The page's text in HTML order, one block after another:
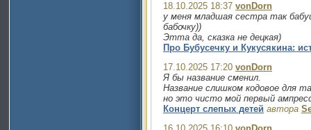
18.10.2025 18:37 vonDorn
у меня младшая сестра так
бабочку))
Этта да, сказка не децкая)
Про Бубусечку и Кукусякина:
17.10.2025 17:20 vonDorn
Я бы название сменил.
Название слишком кодовое для
но это чисто мой первый
Концерт слепых детей автора